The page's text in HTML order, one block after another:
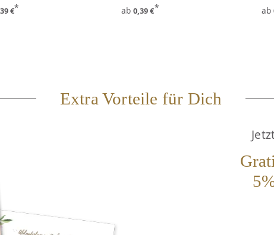
€* ab 0,39 €* ab
Extra Vorteile für Dich